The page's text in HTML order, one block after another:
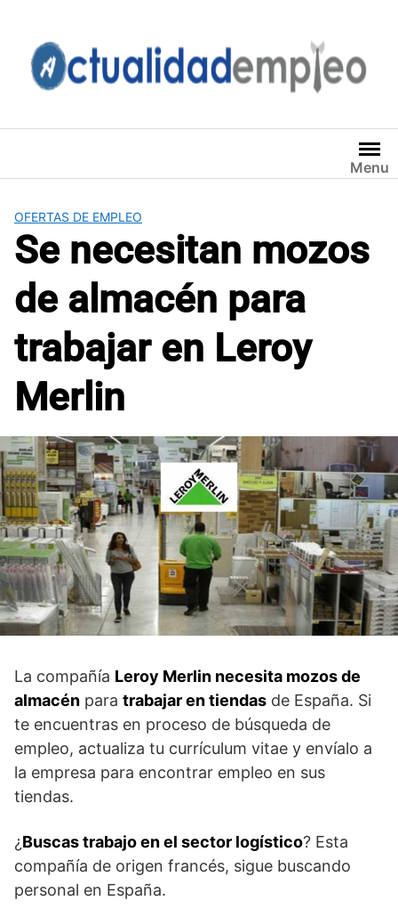
contenido
Menu
OFERTAS DE EMPLEO
Se necesitan mozos
de almacén para
trabajar en Leroy
Merlin
La compañía Leroy Merlin necesita mozos de
almacén para trabajar en tiendas de España. Si
te encuentras en proceso de búsqueda de
empleo, actualiza tu currículum vitae y envíalo a
la empresa para encontrar empleo en sus
tiendas.
¿Buscas trabajo en el sector logístico? Esta
compañía de origen francés, sigue buscando
personal en España.